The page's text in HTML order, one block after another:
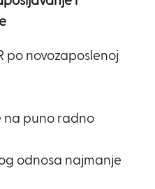
po novozaposlenoj
na puno radno
odnosa najmanje